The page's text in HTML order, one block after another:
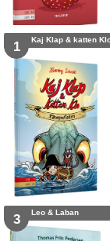
1 Kaj Klap & katten
3 Leo & Laban